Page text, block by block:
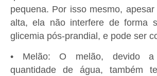
pequena. Por isso mesmo,
alta, ela não interfere de forma
glicemia pós-prandial, e pode ser
• Melão: O melão, devido a
quantidade de água, também